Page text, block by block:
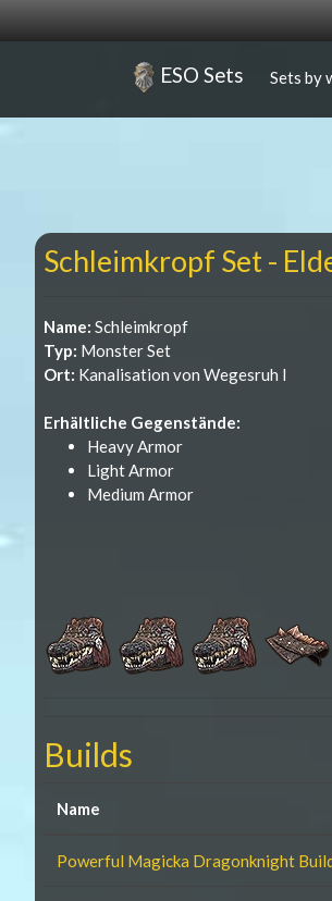
ESO Sets Sets by
Schleimkropf Set -
Name: Schleimkropf
Typ: Monster Set
Ort: Kanalisation von Wegesruh I
Erhältliche Gegenstände:
Heavy Armor
Light Armor
Medium Armor
Builds
Name
Powerful Magicka Dragonknight